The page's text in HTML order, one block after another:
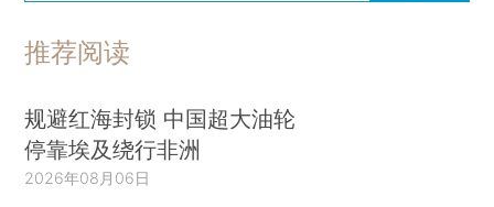
推荐阅读
规避红海封锁 中国超大油轮
停靠埃及绕行非洲
2026年08月06日